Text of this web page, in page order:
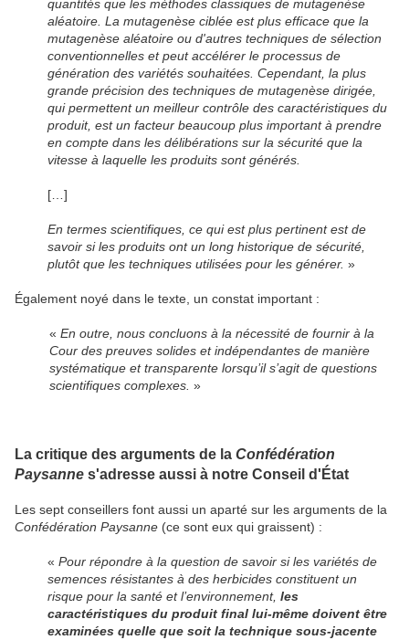
quantités que les méthodes classiques de mutagenèse
aléatoire. La mutagenèse ciblée est plus efficace que la
mutagenèse aléatoire ou d'autres techniques de sélection
conventionnelles et peut accélérer le processus de
génération des variétés souhaitées. Cependant, la plus
grande précision des techniques de mutagenèse dirigée,
qui permettent un meilleur contrôle des caractéristiques du
produit, est un facteur beaucoup plus important à prendre
en compte dans les délibérations sur la sécurité que la
vitesse à laquelle les produits sont générés.
[…]
En termes scientifiques, ce qui est plus pertinent est de
savoir si les produits ont un long historique de sécurité,
plutôt que les techniques utilisées pour les générer.»
Également noyé dans le texte, un constat important :
« En outre, nous concluons à la nécessité de fournir à la
Cour des preuves solides et indépendantes de manière
systématique et transparente lorsqu’il s’agit de questions
scientifiques complexes. »
La critique des arguments de la Confédération
Paysanne s'adresse aussi à notre Conseil d'État
Les sept conseillers font aussi un aparté sur les arguments de la
Confédération Paysanne (ce sont eux qui graissent) :
«Pour répondre à la question de savoir si les variétés de
semences résistantes à des herbicides constituent un
risque pour la santé et l’environnement,les
caractéristiques du produit final lui-même doivent être
examinées quelle que soit la technique sous-jacente